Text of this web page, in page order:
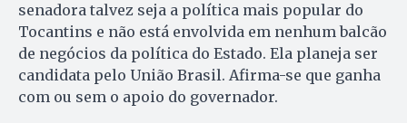
senadora talvez seja a política mais popular do
Tocantins e não está envolvida em nenhum balcão
de negócios da política do Estado. Ela planeja ser
candidata pelo União Brasil. Afirma-se que ganha
com ou sem o apoio do governador.